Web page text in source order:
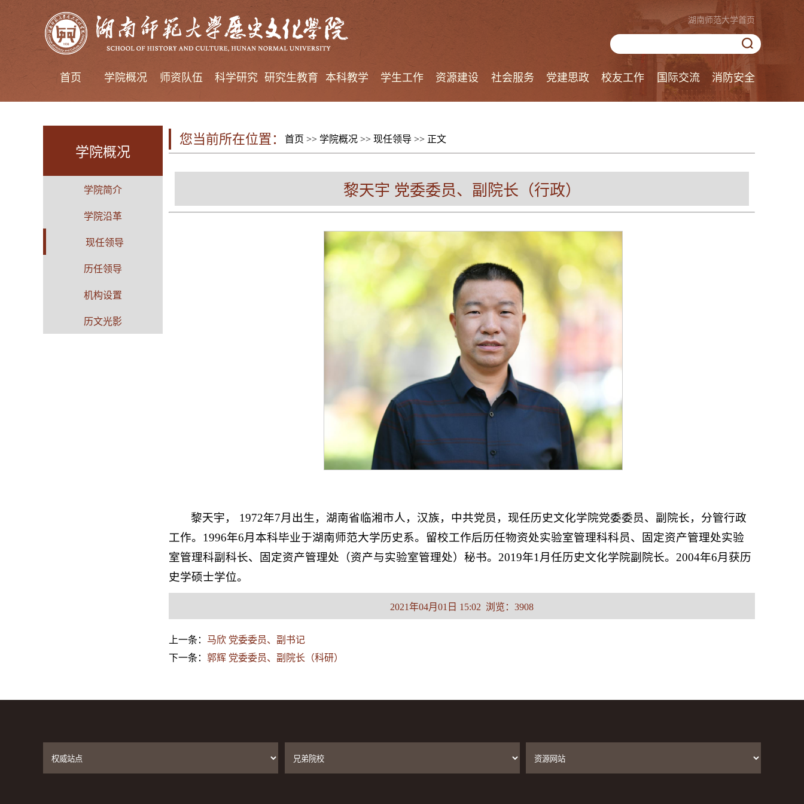
湖南师范大学首页
首页 学院概况 师资队伍 科学研究 研究生教育 本科教学 学生工作 资源建设 社会服务 党建思政 校友工作 国际交流 消防安全
学院概况
学院简介
学院沿革
现任领导
历任领导
机构设置
历文光影
您当前所在位置： 首页 >> 学院概况 >> 现任领导 >> 正文
黎天宇 党委委员、副院长（行政）
黎天宇， 1972年7月出生，湖南省临湘市人，汉族，中共党员，现任历史文化学院党委委员、副院长，分管行政
工作。1996年6月本科毕业于湖南师范大学历史系。留校工作后历任物资处实验室管理科科员、固定资产管理处实验
室管理科副科长、固定资产管理处（资产与实验室管理处）秘书。2019年1月任历史文化学院副院长。2004年6月获历
史学硕士学位。
2021年04月01日 15:02 浏览： 3908
上一条： 马欣 党委委员、副书记
下一条： 郭辉 党委委员、副院长（科研）